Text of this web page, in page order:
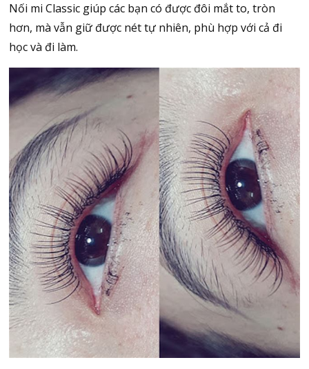
Nối mi Classic giúp các bạn có được đôi mắt to, tròn
hơn, mà vẫn giữ được nét tự nhiên, phù hợp với cả đi
học và đi làm.